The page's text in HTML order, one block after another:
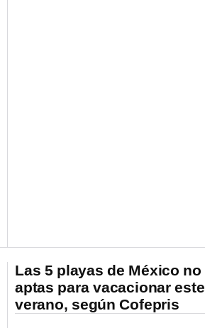
Las 5 playas de México no
aptas para vacacionar este
verano, según Cofepris